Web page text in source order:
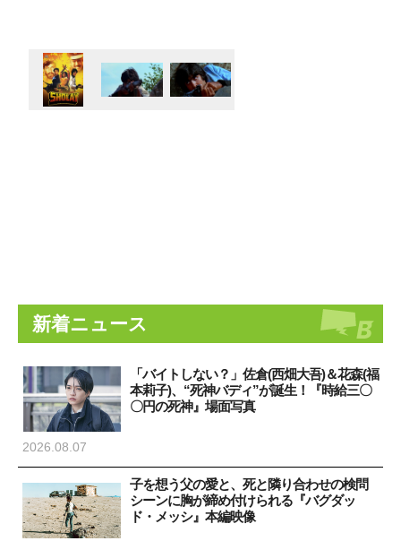
新着ニュース
「バイトしない？」佐倉(西畑大吾)＆花森(福
本莉子)、“死神バディ”が誕生！『時給三〇
〇円の死神』場面写真
2026.08.07
子を想う父の愛と、死と隣り合わせの検問
シーンに胸が締め付けられる『バグダッ
ド・メッシ』本編映像